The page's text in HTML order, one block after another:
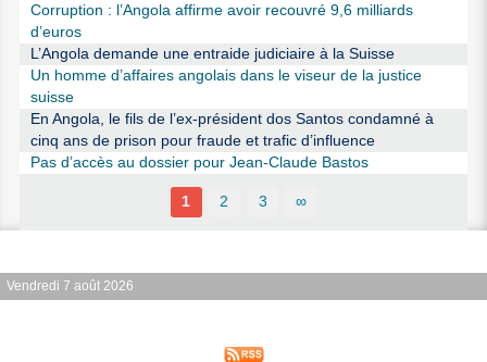
Corruption : l’Angola affirme avoir recouvré 9,6 milliards
d’euros
L’Angola demande une entraide judiciaire à la Suisse
Un homme d’affaires angolais dans le viseur de la justice
suisse
En Angola, le fils de l’ex-président dos Santos condamné à
cinq ans de prison pour fraude et trafic d’influence
Pas d’accès au dossier pour Jean-Claude Bastos
1 2 3 ∞
Vendredi 7 août 2026